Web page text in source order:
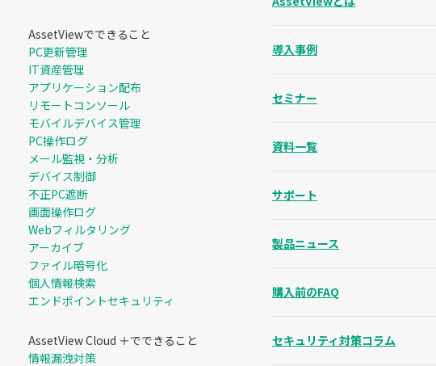
AssetViewでできること
PC更新管理
IT資産管理
アプリケーション配布
リモートコンソール
モバイルデバイス管理
PC操作ログ
メール監視・分析
デバイス制御
不正PC遮断
画面操作ログ
Webフィルタリング
アーカイブ
ファイル暗号化
個人情報検索
エンドポイントセキュリティ
AssetView Cloud ＋でできること
情報漏洩対策
導入事例
セミナー
資料一覧
サポート
製品ニュース
購入前のFAQ
セキュリティ対策コラム